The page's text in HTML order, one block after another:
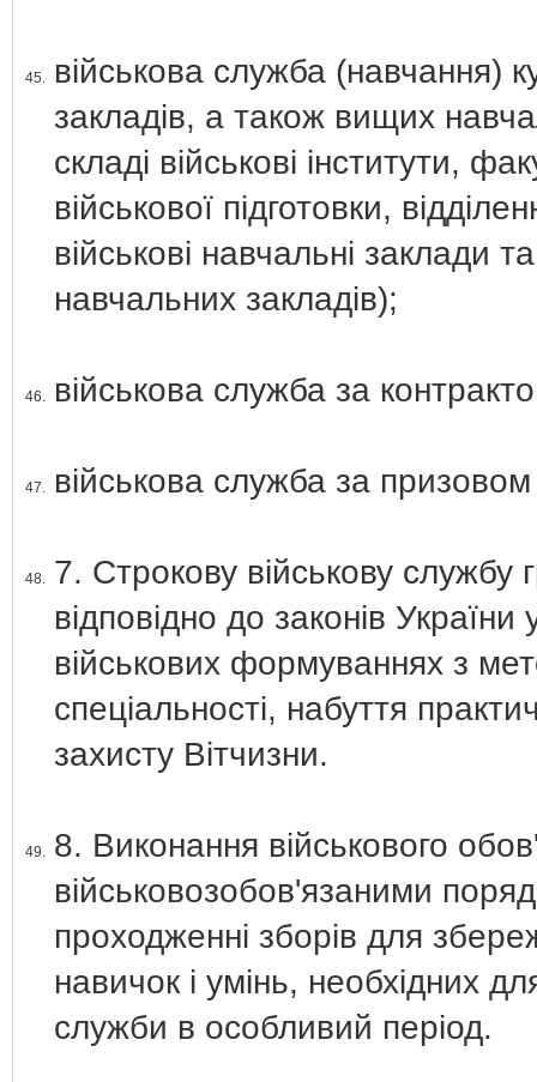
45.
військова служба (навчання)
закладів, а також вищих
складі військові інститути,
військової підготовки,
військові навчальні заклади
навчальних закладів);
46. військова служба за
47. військова служба за
48. 7. Строкову військову службу
відповідно до законів
військових формуваннях з
спеціальності, набуття
захисту Вітчизни.
49. 8. Виконання військового
військовозобов'язаними
проходженні зборів для
навичок і умінь, необхідних
служби в особливий період.